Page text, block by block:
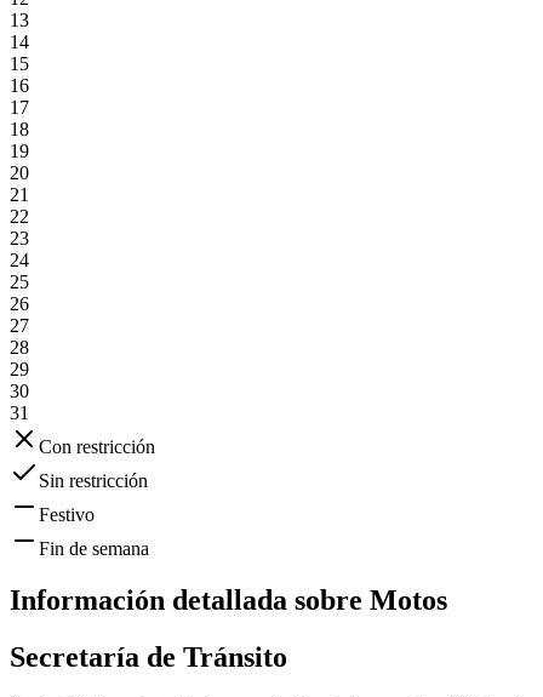
13
14
15
16
17
18
19
20
21
22
23
24
25
26
27
28
29
30
31
Con restricción
Sin restricción
Festivo
Fin de semana
Información detallada sobre Motos
Secretaría de Tránsito